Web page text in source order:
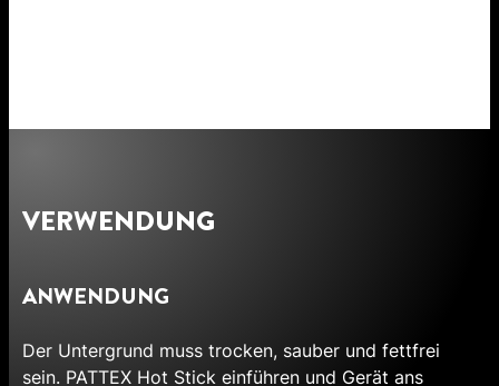
VERWENDUNG
ANWENDUNG
Der Untergrund muss trocken, sauber und fettfrei
sein. PATTEX Hot Stick einführen und Gerät ans